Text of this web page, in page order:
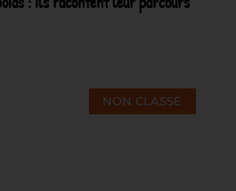
NON CLASSÉ